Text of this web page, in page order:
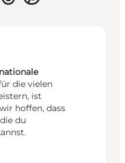
die vielen
ist
hoffen, dass
du